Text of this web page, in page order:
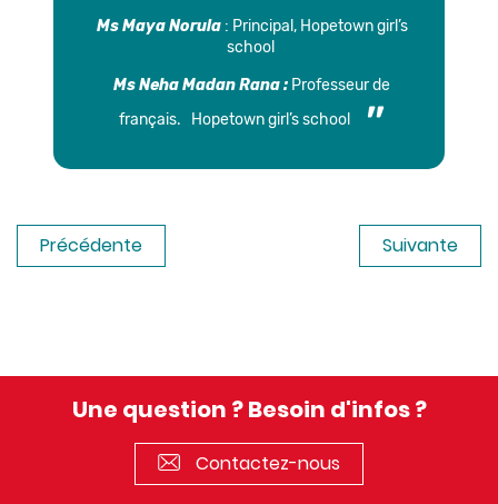
Ms Maya Norula: Principal, Hopetown girl’s
school
Ms Neha Madan Rana : Professeur de
français. Hopetown girl’s school
Précédente Suivante
Une question ? Besoin d'infos ?
Contactez-nous